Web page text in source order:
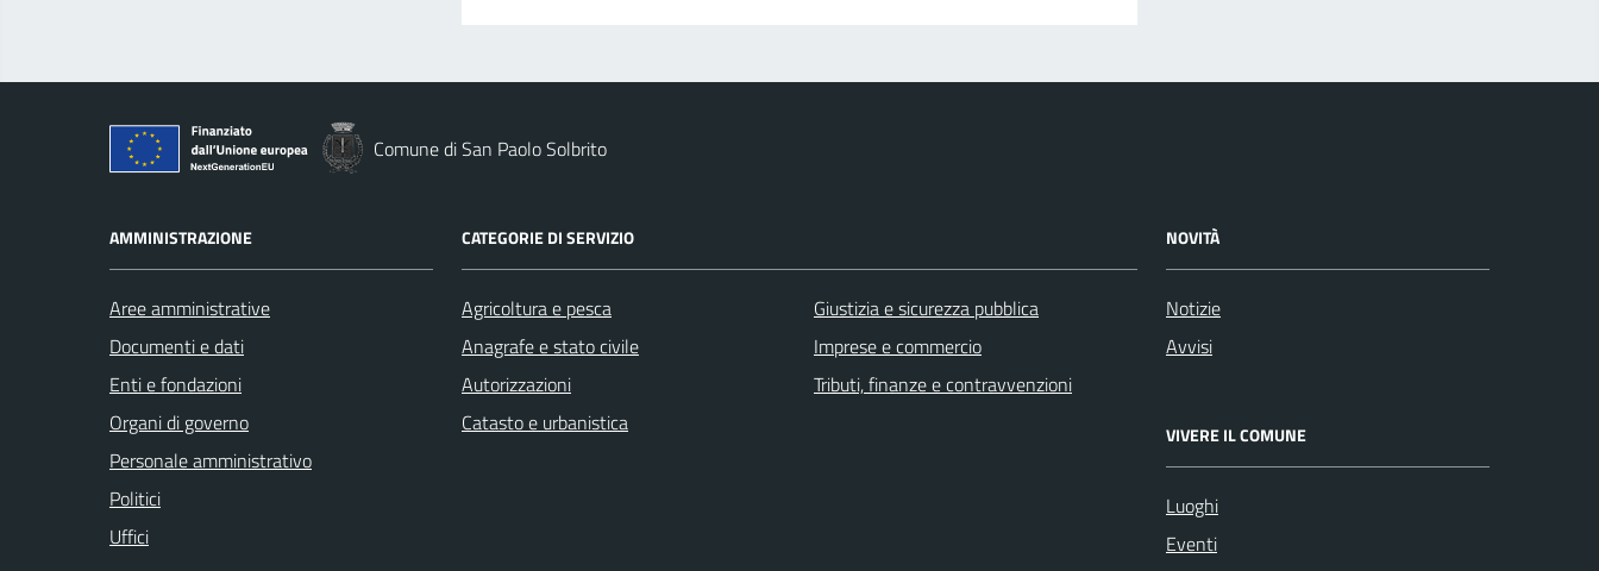
Comune di San Paolo Solbrito
AMMINISTRAZIONE
Aree amministrative
Documenti e dati
Enti e fondazioni
Organi di governo
Personale amministrativo
Politici
Uffici
CATEGORIE DI SERVIZIO
Agricoltura e pesca
Anagrafe e stato civile
Autorizzazioni
Catasto e urbanistica
Giustizia e sicurezza pubblica
Imprese e commercio
Tributi, finanze e contravvenzioni
NOVITÀ
Notizie
Avvisi
VIVERE IL COMUNE
Luoghi
Eventi